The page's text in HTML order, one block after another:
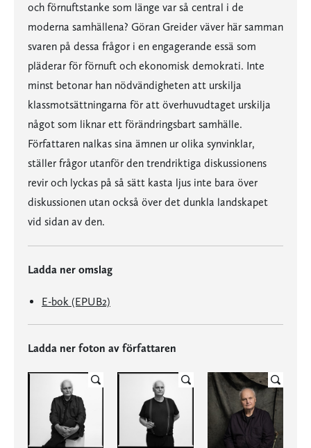
och förnuftstanke som länge var så central i de
moderna samhällena? Göran Greider väver här samman
svaren på dessa frågor i en engagerande essä som
pläderar för förnuft och ekonomisk demokrati. Inte
minst betonar han nödvändigheten att urskilja
klassmotsättningarna för att överhuvudtaget urskilja
något som liknar ett förändringsbart samhälle.
Författaren nalkas sina ämnen ur olika synvinklar,
ställer frågor utanför den trendriktiga diskussionens
revir och lyckas på så sätt kasta ljus inte bara över
diskussionen utan också över det dunkla landskapet
vid sidan av den.
Ladda ner omslag
E-bok (EPUB2)
Ladda ner foton av författaren